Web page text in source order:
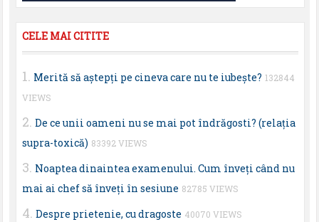
CELE MAI CITITE
Merită să aştepţi pe cineva care nu te iubeşte? 132844
VIEWS
De ce unii oameni nu se mai pot îndrăgosti? (relaţia
supra-toxică) 83392 VIEWS
Noaptea dinaintea examenului. Cum înveţi când nu
mai ai chef să înveţi în sesiune 82785 VIEWS
Despre prietenie, cu dragoste 40070 VIEWS